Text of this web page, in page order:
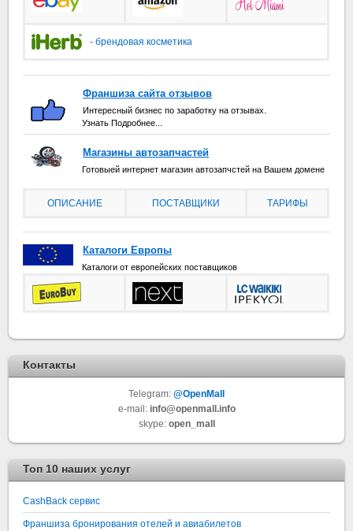
- брендовая косметика
Франшиза сайта отзывов
Интересный бизнес по заработку на отзывах.
Узнать Подробнее...
Магазины автозапчастей
Готовыей интернет магазин автозапчстей на Вашем домене
ОПИСАНИЕ ПОСТАВЩИКИ ТАРИФЫ
Каталоги Европы
Каталоги от европейских поставщиков
Контакты
Telegram: @OpenMall
e-mail: info@openmall.info
skype: open_mall
Топ 10 наших услуг
СashBack сервис
Франшиза бронирования отелей и авиабилетов